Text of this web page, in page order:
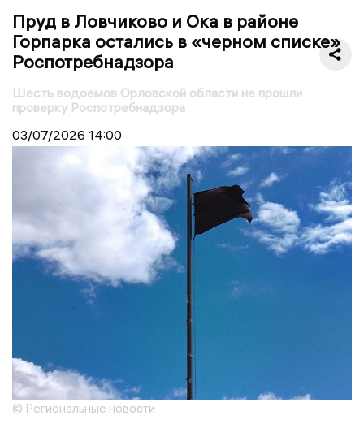
Пруд в Ловчиково и Ока в районе
Горпарка остались в «черном списке»
Роспотребнадзора
Шесть водоемов Орловской области не прошли
проверку Роспотребнадзора
03/07/2026 14:00
© Региональные новости